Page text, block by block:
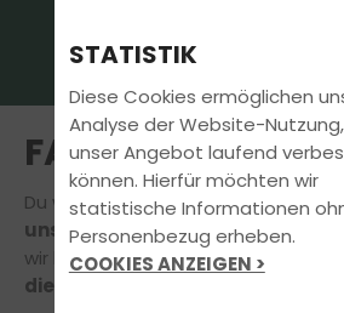
FAHRLEHRER*IN
Du würdest gerne Deine
unserer Fahrprofisabsolvieren?
wir lieben unseren Job und
die Freude am Fahren
STATISTIK
Diese Cookies ermöglichen
Analyse der Website-
unser Angebot laufend
können. Hierfür möchten wir
statistische Informationen
Personenbezug erheben.
COOKIES ANZEIGEN >